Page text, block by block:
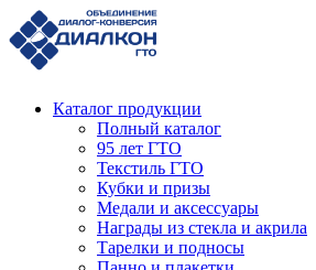
Каталог продукции
Полный каталог
95 лет ГТО
Текстиль ГТО
Кубки и призы
Медали и аксессуары
Награды из стекла и акрила
Тарелки и подносы